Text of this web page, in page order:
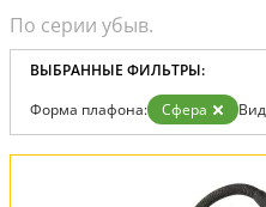
ВЫБРАННЫЕ ФИЛЬТРЫ:
Форма плафона: Сфера